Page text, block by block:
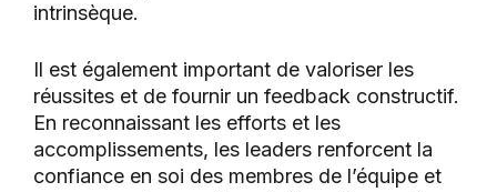
intrinsèque.
Il est également important de valoriser les
réussites et de fournir un feedback constructif.
En reconnaissant les efforts et les
accomplissements, les leaders renforcent la
confiance en soi des membres de l’équipe et